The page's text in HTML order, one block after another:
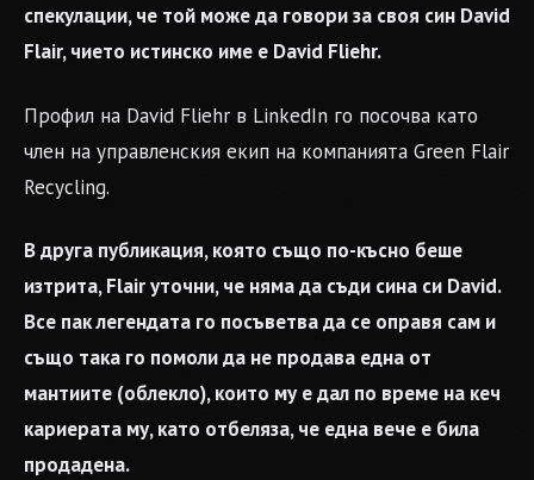
спекулации, че той може да говори за своя син David
Flair, чието истинско име е David Fliehr.
Профил на David Fliehr в LinkedIn го посочва като
член на управленския екип на компанията Green Flair
Recycling.
В друга публикация, която също по-късно беше
изтрита, Flair уточни, че няма да съди сина си David.
Все пак легендата го посъветва да се оправя сам и
също така го помоли да не продава една от
мантиите (облекло), които му е дал по време на кеч
кариерата му, като отбеляза, че една вече е била
продадена.